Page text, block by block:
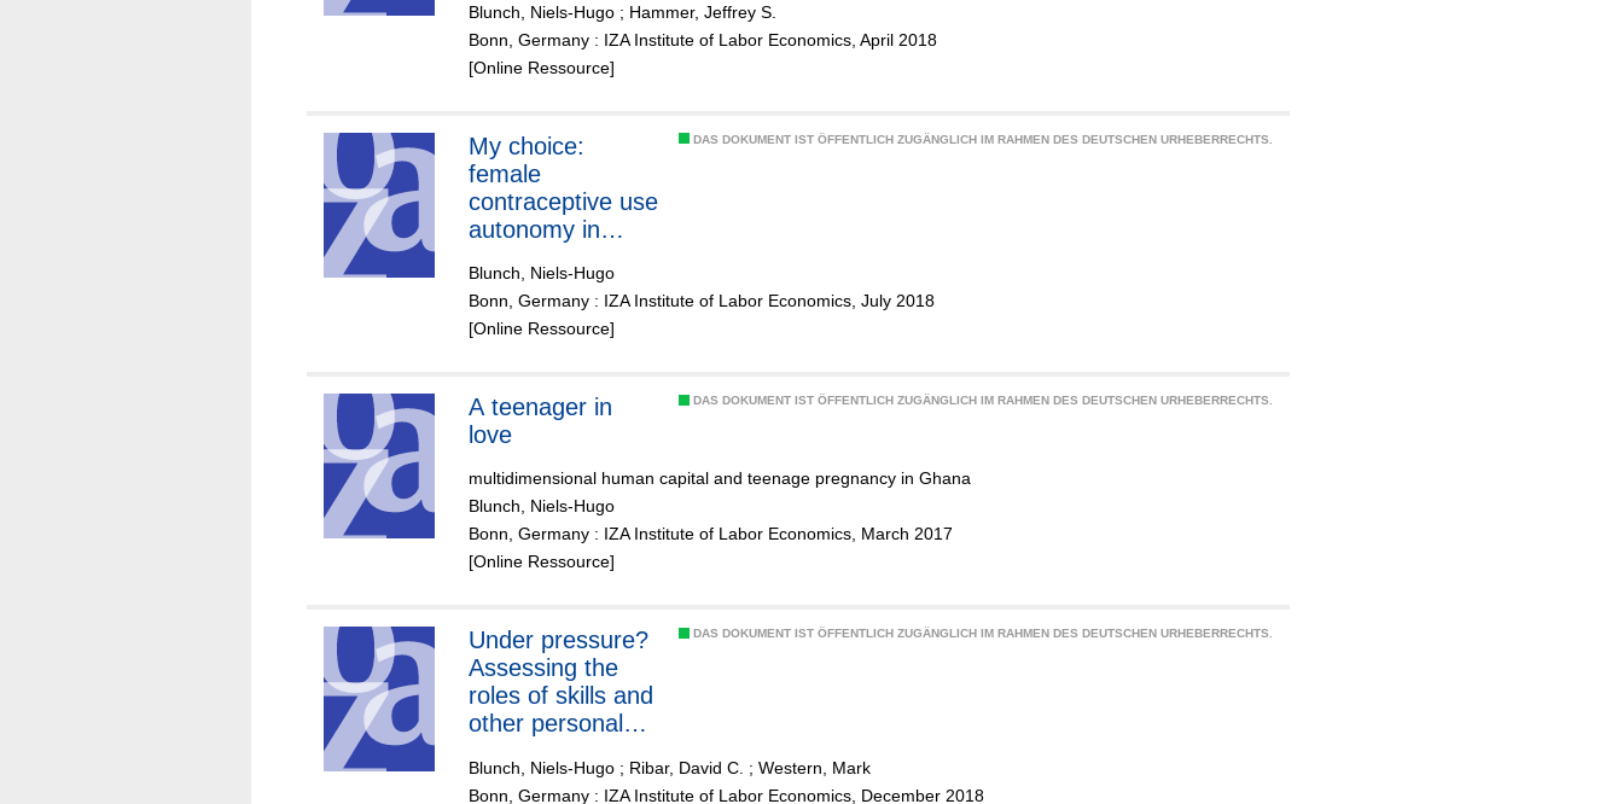
times of
economic decline
and recovery
Blunch, Niels-Hugo ; Hammer, Jeffrey S.
Bonn, Germany : IZA Institute of Labor Economics, April 2018
[Online Ressource]
DAS DOKUMENT IST ÖFFENTLICH ZUGÄNGLICH IM RAHMEN DES DEUTSCHEN URHEBERRECHTS.
My choice:
female
contraceptive use
autonomy in
Blunch, Niels-Hugo
Bonn, Germany : IZA Institute of Labor Economics, July 2018
[Online Ressource]
DAS DOKUMENT IST ÖFFENTLICH ZUGÄNGLICH IM RAHMEN DES DEUTSCHEN URHEBERRECHTS.
A teenager in
love
multidimensional human capital and teenage pregnancy in Ghana
Blunch, Niels-Hugo
Bonn, Germany : IZA Institute of Labor Economics, March 2017
[Online Ressource]
DAS DOKUMENT IST ÖFFENTLICH ZUGÄNGLICH IM RAHMEN DES DEUTSCHEN URHEBERRECHTS.
Under pressure?
Assessing the
roles of skills and
other personal
work-life strains
Blunch, Niels-Hugo ; Ribar, David C. ; Western, Mark
Bonn, Germany : IZA Institute of Labor Economics, December 2018